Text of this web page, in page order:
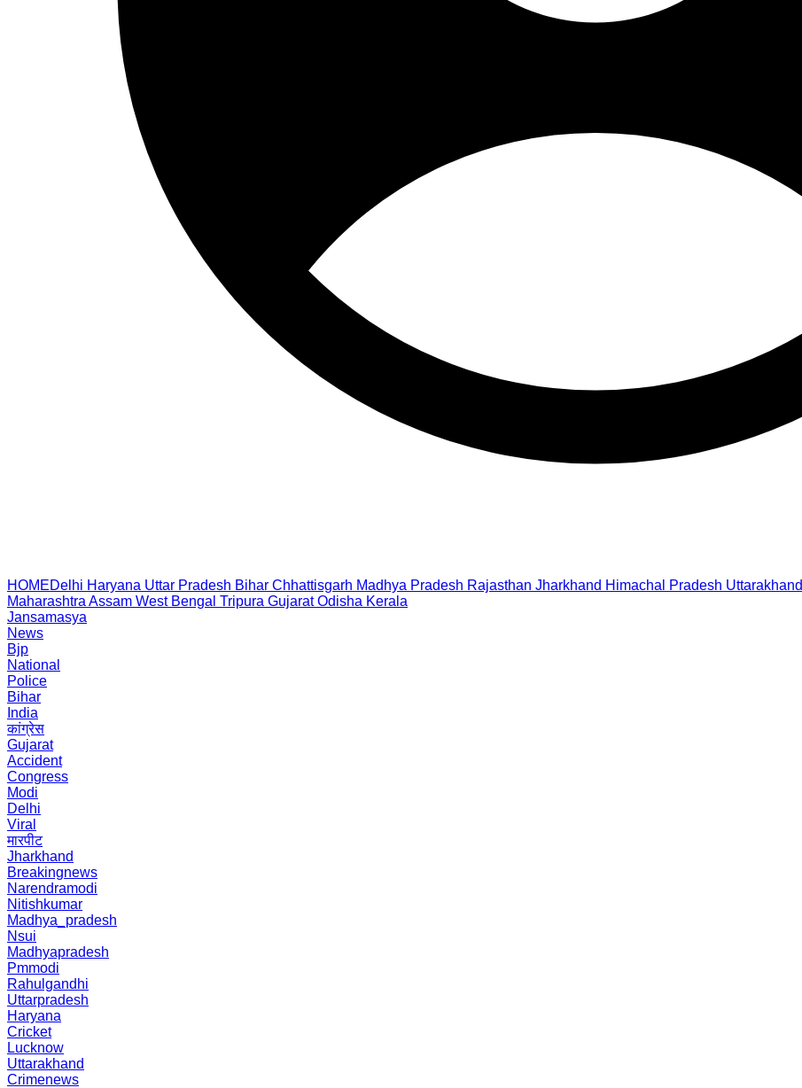
HOMEDelhi Haryana Uttar Pradesh Bihar Chhattisgarh Madhya Pradesh Rajasthan Jharkhand Himachal Pradesh Uttarakhand
Maharashtra Assam West Bengal Tripura Gujarat Odisha Kerala
Jansamasya
News
Bjp
National
Police
Bihar
India
कांग्रेस
Gujarat
Accident
Congress
Modi
Delhi
Viral
मारपीट
Jharkhand
Breakingnews
Narendramodi
Nitishkumar
Madhya_pradesh
Nsui
Madhyapradesh
Pmmodi
Rahulgandhi
Uttarpradesh
Haryana
Cricket
Lucknow
Uttarakhand
Crimenews